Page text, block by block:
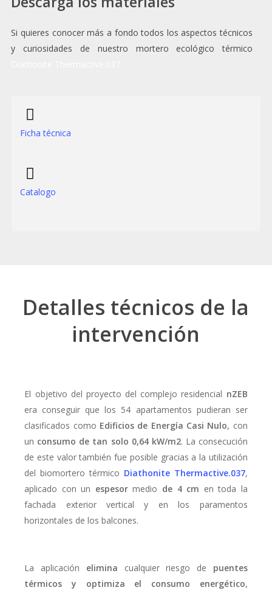
Si quieres conocer más a fondo todos los aspectos técnicos
y curiosidades de nuestro mortero ecológico térmico
Ficha técnica
Catalogo
Detalles técnicos de la
intervención
El objetivo del proyecto del complejo residencial nZEB
era conseguir que los 54 apartamentos pudieran ser
clasificados como Edificios de Energía Casi Nulo, con
un consumo de tan solo 0,64 kW/m2. La consecución
de este valor también fue posible gracias a la utilización
del biomortero térmico Diathonite Thermactive.037,
aplicado con un espesormedio de 4 cm en toda la
fachada exterior vertical y en los paramentos
horizontales de los balcones.
La aplicación elimina cualquier riesgo de puentes
térmicos y optimiza el consumo energético,